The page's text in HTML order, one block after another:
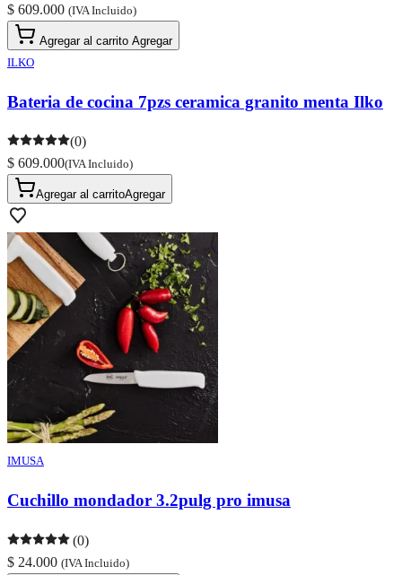
$ 609.000 (IVA Incluido)
Agregar al carrito Agregar
ILKO
Bateria de cocina 7pzs ceramica granito menta Ilko
(0)
$ 609.000(IVA Incluido)
Agregar al carritoAgregar
IMUSA
Cuchillo mondador 3.2pulg pro imusa
(0)
$ 24.000 (IVA Incluido)